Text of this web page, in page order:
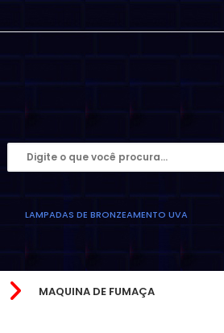
LAMPADAS DE BRONZEAMENTO UVA
MAQUINA DE FUMAÇA